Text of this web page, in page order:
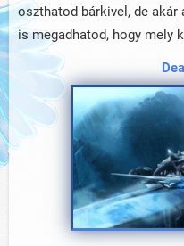
oszthatod bárkivel, de
is megadhatod, hogy mely